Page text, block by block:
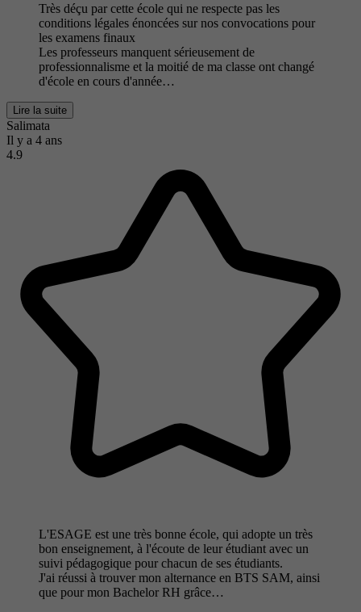
Très déçu par cette école qui ne respecte pas les
conditions légales énoncées sur nos convocations pour
les examens finaux
Les professeurs manquent sérieusement de
professionnalisme et la moitié de ma classe ont changé
d'école en cours d'année…
Lire la suite
Salimata
Il y a 4 ans
4.9
L'ESAGE est une très bonne école, qui adopte un très
bon enseignement, à l'écoute de leur étudiant avec un
suivi pédagogique pour chacun de ses étudiants.
J'ai réussi à trouver mon alternance en BTS SAM, ainsi
que pour mon Bachelor RH grâce…